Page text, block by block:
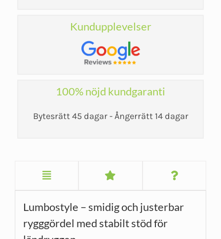
Kundupplevelser
100% nöjd kundgaranti
Bytesrätt 45 dagar - Ångerrätt 14 dagar
Lumbostyle – smidig och justerbar
rygggördel med stabilt stöd för